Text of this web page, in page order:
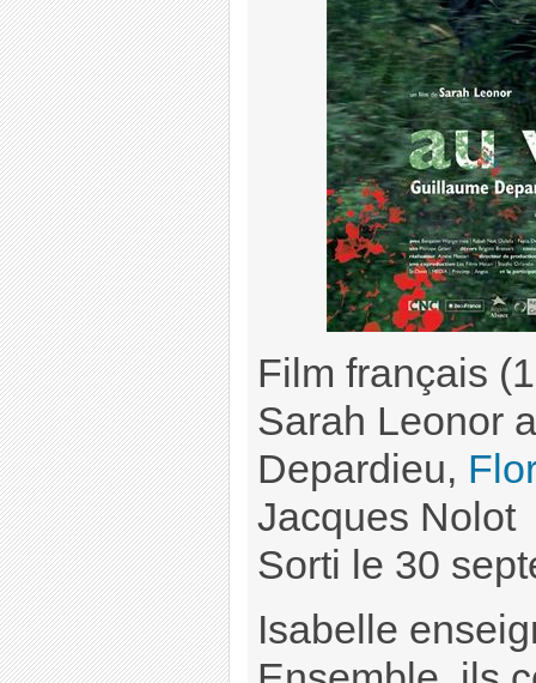
Film français
Sarah Leonor
Depardieu,
Jacques Nolot
Sorti le 30
Isabelle